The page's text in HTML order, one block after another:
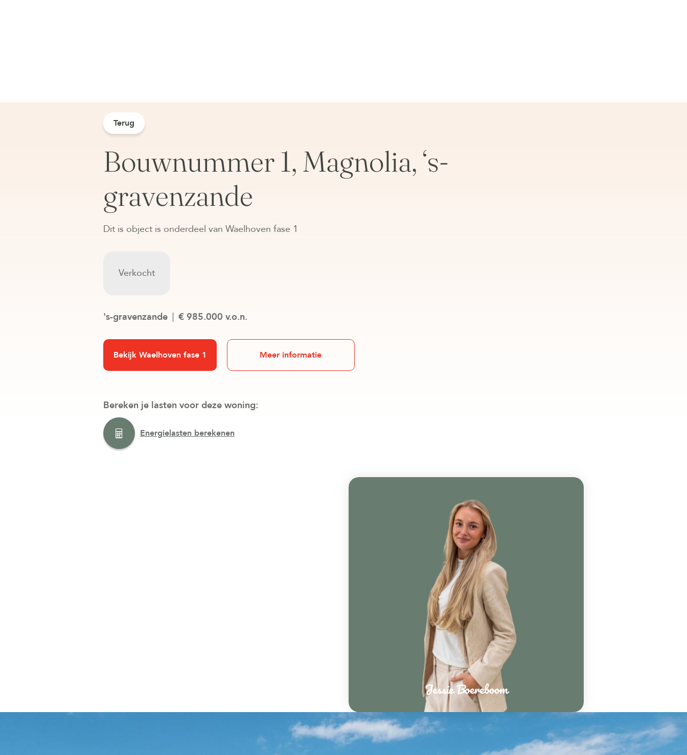
Terug
Bouwnummer 1, Magnolia, ‘s-
gravenzande
Dit is object is onderdeel van Waelhoven fase 1
Verkocht
's-gravenzande € 985.000 v.o.n.
Bekijk Waelhoven fase 1 Meer informatie
Bereken je lasten voor deze woning:
Energielasten berekenen
Jessie Boereboom